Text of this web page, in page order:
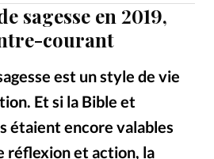
sagesse en 2019,
courant
est un style de vie
Et si la Bible et
étaient encore valables
réflexion et action, la